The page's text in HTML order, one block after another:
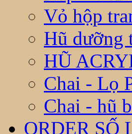
Vỏ hộp
Hũ dưỡng
HŨ
Chai - Lọ
Chai - hũ
ORDER SỐ